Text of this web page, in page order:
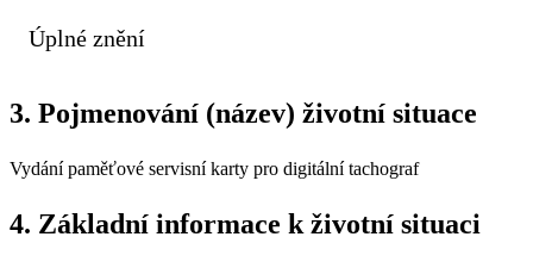
Úplné znění
3. Pojmenování (název) životní situace
Vydání paměťové servisní karty pro digitální tachograf
4. Základní informace k životní situaci